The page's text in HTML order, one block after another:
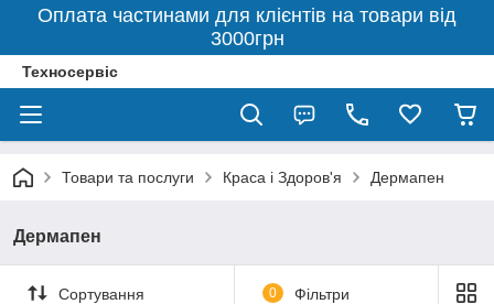
Оплата частинами для клієнтів на товари від
3000грн
Техносервіс
Товари та послуги Краса і Здоров'я Дермапен
Дермапен
Сортування 0 Фільтри